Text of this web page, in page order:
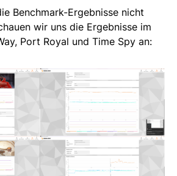
Benchmark-Ergebnisse nicht
wir uns die Ergebnisse im
Port Royal und Time Spy an: